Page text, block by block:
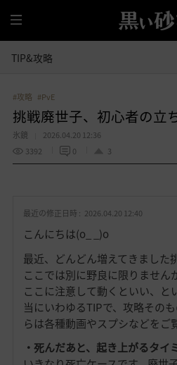
全
体
TIP&攻略
#攻略 #PvE
挑戦廃世子、初心者の立
氷鏡
2026.04.20 12:36
3392
0 3
最近の修正日時 : 2026.04.20 12:40
こんにちは(o_ _)o
最近、どんどん増えてきました
ここでは別に野良に限りません
ここに注意して動くといい、と
当にいわゆるTIPで、攻略その
らは各種動画やスプシなどをご
・死んだあと、起き上がるタイ